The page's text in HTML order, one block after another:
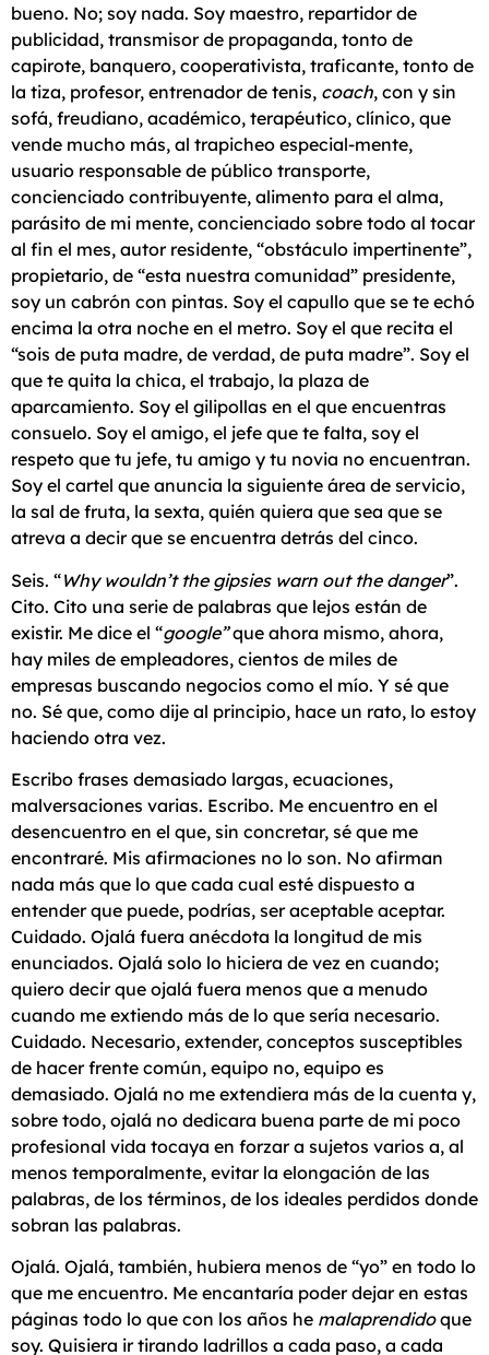
bueno. No; soy nada. Soy maestro, repartidor de
publicidad, transmisor de propaganda, tonto de
capirote, banquero, cooperativista, traficante, tonto de
la tiza, profesor, entrenador de tenis, coach, con y sin
sofá, freudiano, académico, terapéutico, clínico, que
vende mucho más, al trapicheo especial-mente,
usuario responsable de público transporte,
concienciado contribuyente, alimento para el alma,
parásito de mi mente, concienciado sobre todo al tocar
al fin el mes, autor residente, “obstáculo impertinente”,
propietario, de “esta nuestra comunidad” presidente,
soy un cabrón con pintas. Soy el capullo que se te echó
encima la otra noche en el metro. Soy el que recita el
“sois de puta madre, de verdad, de puta madre”. Soy el
que te quita la chica, el trabajo, la plaza de
aparcamiento. Soy el gilipollas en el que encuentras
consuelo. Soy el amigo, el jefe que te falta, soy el
respeto que tu jefe, tu amigo y tu novia no encuentran.
Soy el cartel que anuncia la siguiente área de servicio,
la sal de fruta, la sexta, quién quiera que sea que se
atreva a decir que se encuentra detrás del cinco.
Seis. “Why wouldn’t the gipsies warn out the danger”.
Cito. Cito una serie de palabras que lejos están de
existir. Me dice el “google”que ahora mismo, ahora,
hay miles de empleadores, cientos de miles de
empresas buscando negocios como el mío. Y sé que
no. Sé que, como dije al principio, hace un rato, lo estoy
haciendo otra vez.
Escribo frases demasiado largas, ecuaciones,
malversaciones varias. Escribo. Me encuentro en el
desencuentro en el que, sin concretar, sé que me
encontraré. Mis afirmaciones no lo son. No afirman
nada más que lo que cada cual esté dispuesto a
entender que puede, podrías, ser aceptable aceptar.
Cuidado. Ojalá fuera anécdota la longitud de mis
enunciados. Ojalá solo lo hiciera de vez en cuando;
quiero decir que ojalá fuera menos que a menudo
cuando me extiendo más de lo que sería necesario.
Cuidado. Necesario, extender, conceptos susceptibles
de hacer frente común, equipo no, equipo es
demasiado. Ojalá no me extendiera más de la cuenta y,
sobre todo, ojalá no dedicara buena parte de mi poco
profesional vida tocaya en forzar a sujetos varios a, al
menos temporalmente, evitar la elongación de las
palabras, de los términos, de los ideales perdidos donde
sobran las palabras.
Ojalá. Ojalá, también, hubiera menos de “yo” en todo lo
que me encuentro. Me encantaría poder dejar en estas
páginas todo lo que con los años he malaprendidoque
soy. Quisiera ir tirando ladrillos a cada paso, a cada